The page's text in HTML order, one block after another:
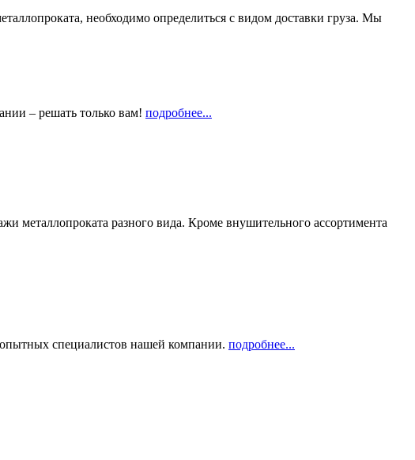
необходимо определиться с видом доставки груза. Мы
– решать только вам! подробнее...
металлопроката разного вида. Кроме внушительного ассортимента
опытных специалистов нашей компании. подробнее...